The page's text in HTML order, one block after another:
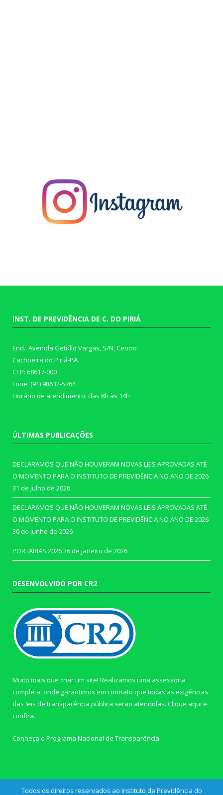
INST. DE PREVIDÊNCIA DE C. DO PIRIÁ
End.: Avenida Getúlio Vargas, S/N, Centro
Cachoeira do Piriá-PA
CEP: 68617-000
Fone: (91) 98632-5764
Horário de atendimento: das 8h às 14h
ÚLTIMAS PUBLICAÇÕES
DECLARAMOS QUE NÃO HOUVERAM NOVAS LEIS APROVADAS ATÉ
O MOMENTO PARA O INSTITUTO DE PREVIDÊNCIA NO ANO DE 2026
31 de julho de 2026
DECLARAMOS QUE NÃO HOUVERAM NOVAS LEIS APROVADAS ATÉ
O MOMENTO PARA O INSTITUTO DE PREVIDÊNCIA NO ANO DE 2026
30 de junho de 2026
PORTARIAS 202626 de janeiro de 2026
DESENVOLVIDO POR CR2
Muito mais que criar um site! Realizamos uma assessoria
completa, onde garantimos em contrato que todas as exigências
das leis de transparência pública serão atendidas. Clique aqui e
confira.
Conheça o Programa Nacional de Transparência
Todos os direitos reservados ao Instituto de Previdência do